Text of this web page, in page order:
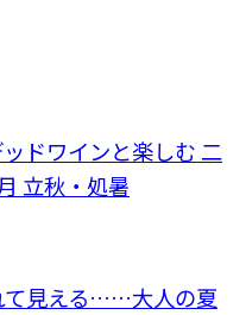
ドワインと楽しむ 二
立秋・処暑
て見える……大人の夏